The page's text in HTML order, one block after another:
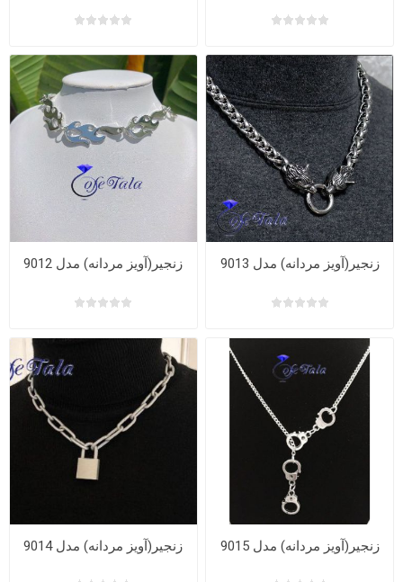
زنجیر(آویز مردانه) مدل 9012 زنجیر(آویز مردانه) مدل 9013
زنجیر(آویز مردانه) مدل 9014 زنجیر(آویز مردانه) مدل 9015